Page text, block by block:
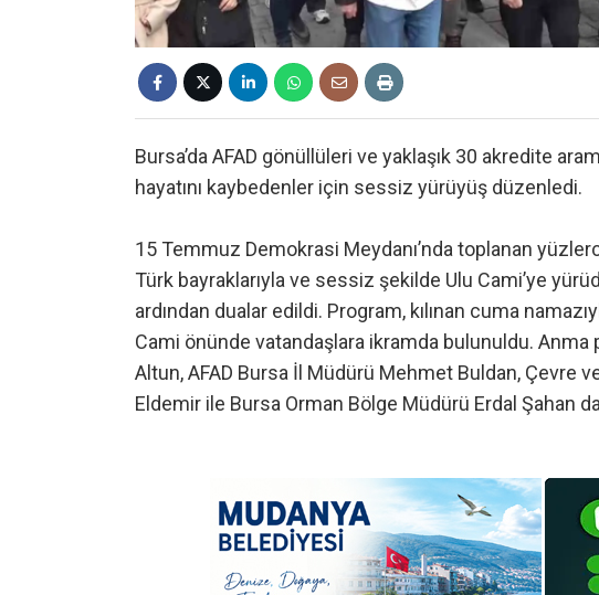
Bursa’da AFAD gönüllüleri ve yaklaşık 30 akredite
hayatını kaybedenler için sessiz yürüyüş düzenledi.
15 Temmuz Demokrasi Meydanı’nda toplanan
Türk bayraklarıyla ve sessiz şekilde Ulu Cami’ye
ardından dualar edildi. Program, kılınan cuma
Cami önünde vatandaşlara ikramda bulunuldu. Anma
Altun, AFAD Bursa İl Müdürü Mehmet Buldan, Çevre
Eldemir ile Bursa Orman Bölge Müdürü Erdal Şahan da